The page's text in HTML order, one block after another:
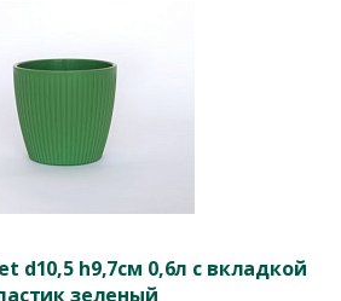
d10,5 h9,7см 0,6л с вкладкой
зеленый